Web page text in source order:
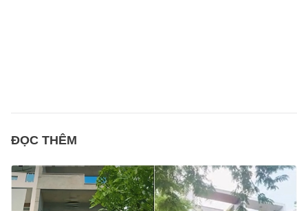
ĐỌC THÊM